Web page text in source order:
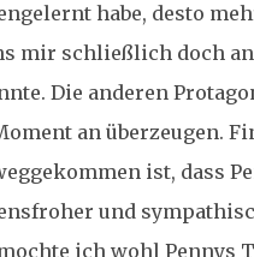
habe, desto
mir schließlich doch
Die anderen
an überzeugen.
ist, dass
und
ich wohl Pennys